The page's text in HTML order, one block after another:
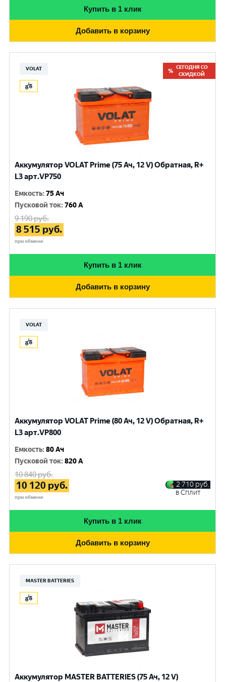
Купить в 1 клик
Добавить в корзину
VOLAT
СЕГОДНЯ СО
СКИДКОЙ
Аккумулятор VOLAT Prime (75 Ач, 12 V) Обратная, R+
L3 арт.VP750
Емкость:75 Ач
Пусковой ток:760 A
9 190руб.
8 515 руб.
при обмене
Купить в 1 клик
Добавить в корзину
VOLAT
Аккумулятор VOLAT Prime (80 Ач, 12 V) Обратная, R+
L3 арт.VP800
Емкость:80 Ач
Пусковой ток:820 A
10 840руб.
10 120 руб.
при обмене
2 710 руб.
в Сплит
Купить в 1 клик
Добавить в корзину
MASTER BATTERIES
Аккумулятор MASTER BATTERIES (75 Ач, 12 V)